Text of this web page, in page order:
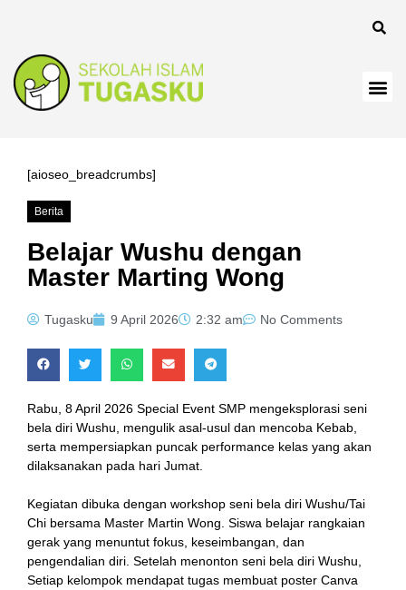
[aioseo_breadcrumbs]
Berita
Belajar Wushu dengan
Master Marting Wong
Tugasku 9 April 2026 2:32 am No Comments
Rabu, 8 April 2026 Special Event SMP mengeksplorasi seni
bela diri Wushu, mengulik asal-usul dan mencoba Kebab,
serta mempersiapkan puncak performance kelas yang akan
dilaksanakan pada hari Jumat.
Kegiatan dibuka dengan workshop seni bela diri Wushu/Tai
Chi bersama Master Martin Wong. Siswa belajar rangkaian
gerak yang menuntut fokus, keseimbangan, dan
pengendalian diri. Setelah menonton seni bela diri Wushu,
Setiap kelompok mendapat tugas membuat poster Canva